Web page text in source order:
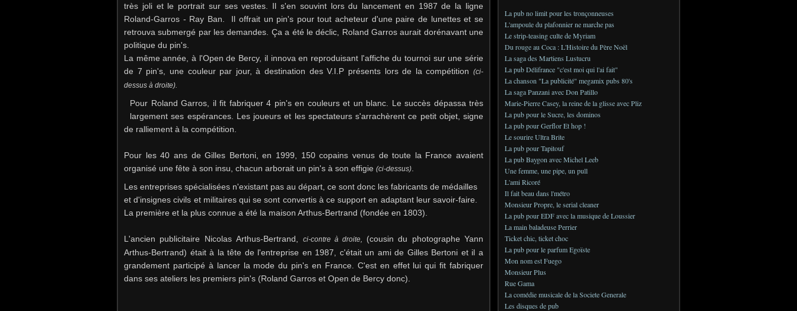
très joli et le portrait sur ses vestes. Il s'en souvint lors du lancement en 1987 de la ligne
Roland-Garros - Ray Ban. Il offrait un pin's pour tout acheteur d'une paire de lunettes et se
retrouva submergé par les demandes. Ça a été le déclic, Roland Garros aurait dorénavant une
politique du pin's.
La même année, à l'Open de Bercy, il innova en reproduisant l'affiche du tournoi sur une série
de 7 pin's, une couleur par jour, à destination des V.I.P présents lors de la compétition (ci-
dessus à droite).
Pour Roland Garros, il fit fabriquer 4 pin's en couleurs et un blanc. Le succès dépassa très
largement ses espérances. Les joueurs et les spectateurs s'arrachèrent ce petit objet, signe
de ralliement à la compétition.
Pour les 40 ans de Gilles Bertoni, en 1999, 150 copains venus de toute la France avaient
organisé une fête à son insu, chacun arborait un pin's à son effigie (ci-dessus)
Les entreprises spécialisées n'existant pas au départ, ce sont donc les fabricants de médailles
et d'insignes civils et militaires qui se sont convertis à ce support en adaptant leur savoir-faire.
La première et la plus connue a été la maison Arthus-Bertrand (fondée en 1803).
L'ancien publicitaire Nicolas Arthus-Bertrand, ci-contre à droite, (cousin du photographe Yann
Arthus-Bertrand) était à la tête de l'entreprise en 1987, c'était un ami de Gilles Bertoni et il a
grandement participé à lancer la mode du pin's en France. C'est en effet lui qui fit fabriquer
dans ses ateliers les premiers pin's (Roland Garros et Open de Bercy donc).
La pub no limit pour les tronçonneuses
L'ampoule du plafonnier ne marche pas
Le strip-teasing culte de Myriam
Du rouge au Coca : L'Histoire du Père Noël
La saga des Martiens Lustucru
La pub Délifrance "c'est moi qui l'ai fait"
La chanson "La publicité" megamix pubs 80's
La saga Panzani avec Don Patillo
Marie-Pierre Casey, la reine de la glisse avec Pliz
La pub pour le Sucre, les dominos
La pub pour Gerflor Et hop !
Le sourire Ultra Brite
La pub pour Tapitouf
La pub Baygon avec Michel Leeb
Une femme, une pipe, un pull
L'ami Ricoré
Il fait beau dans l'métro
Monsieur Propre, le serial cleaner
La pub pour EDF avec la musique de Loussier
La main baladeuse Perrier
Ticket chic, ticket choc
La pub pour le parfum Egoïste
Mon nom est Fuego
Monsieur Plus
Rue Gama
La comédie musicale de la Societe Generale
Les disques de pub